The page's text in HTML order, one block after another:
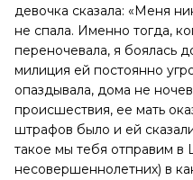
девочка сказала: «Меня
не спала. Именно тогда,
переночевала, я боялась
милиция ей постоянно
опаздывала, дома не
происшествия, ее мать
штрафов было и ей
такое мы тебя отправим
несовершеннолетних) в